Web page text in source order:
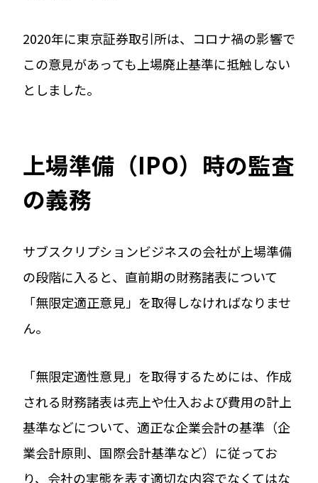
2020年に東京証券取引所は、コロナ禍の影響で
この意見があっても上場廃止基準に抵触しない
としました。
上場準備（IPO）時の監査
の義務
サブスクリプションビジネスの会社が上場準備
の段階に入ると、直前期の財務諸表について
「無限定適正意見」を取得しなければなりませ
ん。
「無限定適性意見」を取得するためには、作成
される財務諸表は売上や仕入および費用の計上
基準などについて、適正な企業会計の基準（企
業会計原則、国際会計基準など）に従ってお
り、会社の実態を表す適切な内容でなくてはな